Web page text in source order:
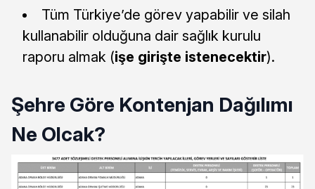
Tüm Türkiye’de görev yapabilir ve silah
kullanabilir olduğuna dair sağlık kurulu
raporu almak (işe girişte istenecektir).
Şehre Göre Kontenjan Dağılımı
Ne Olcak?